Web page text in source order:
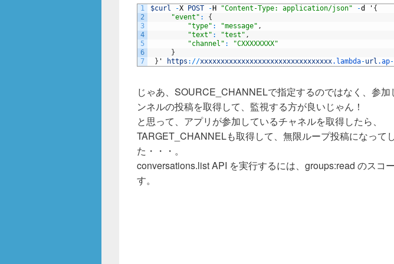
1
2
3
4
5
6
7
$curl -X POST -H "Content-Type: application/json" -d ' {
"event" :
{
"type" : "message" ,
"text" : "test" ,
"channel" :
"CXXXXXXXX"
}
} ' https : //xxxxxxxxxxxxxxxxxxxxxxxxxxxxxxxx.lambda-url .ap-
じゃあ、SOURCE_CHANNELで指定するのではなく、参加
ンネルの投稿を取得して、監視する方が良いじゃん！
と思って、アプリが参加しているチャネルを取得したら、
TARGET_CHANNELも取得して、無限ループ投稿になって
た・・・。
conversations.list API を実行するには、groups:read のスコ
す。